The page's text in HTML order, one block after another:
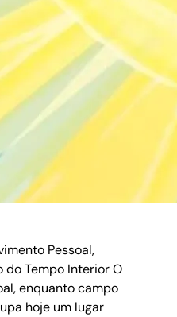
Pessoal,
do Tempo Interior O
enquanto campo
hoje um lugar